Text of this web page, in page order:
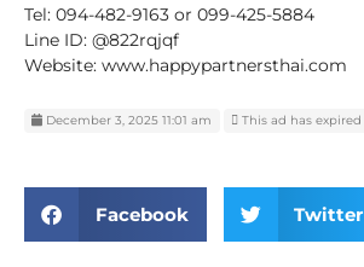
Tel: 094-482-9163 or 099-425-5884
Line ID: @822rqjqf
Website: www.happypartnersthai.com
December 3, 2025 11:01 am This ad has expired
Facebook Twitter